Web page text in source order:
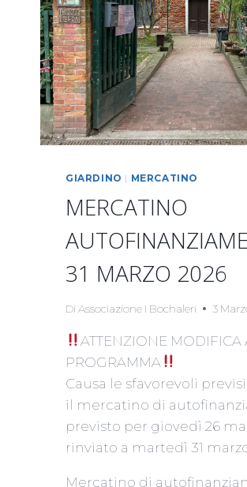
GIARDINO | MERCATINO
MERCATINO
31 MARZO 2026
Di Associazione I Bochaleri 3
ATTENZIONE MODIFICA
PROGRAMMA
Causa le sfavorevoli
il mercatino di
previsto per giovedì 26
rinviato a martedì 31
Mercatino di